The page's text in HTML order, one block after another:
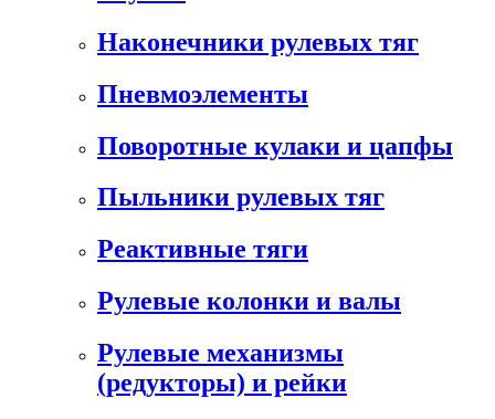
Наконечники рулевых тяг
Пневмоэлементы
Поворотные кулаки и цапфы
Пыльники рулевых тяг
Реактивные тяги
Рулевые колонки и валы
Рулевые механизмы
(редукторы) и рейки